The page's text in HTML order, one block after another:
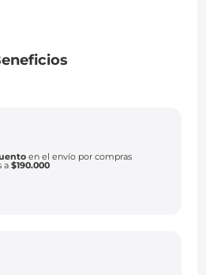
en el envío por compras
a$190.000